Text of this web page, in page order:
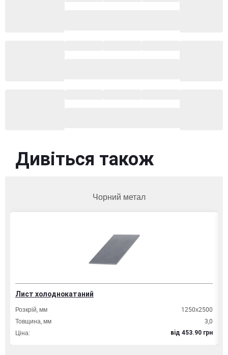
Дивіться також
Чорний метал
Лист холоднокатаний
Розкрій, мм
1250х2500
Товщина, мм
3,0
Ціна:
вiд 453.90 грн